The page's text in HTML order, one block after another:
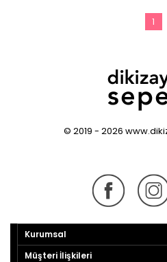
1
© 2019 - 2026
Kurumsal
Müşteri İlişkileri